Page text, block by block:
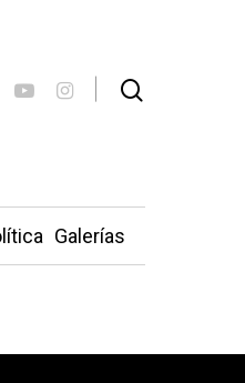
Galerías